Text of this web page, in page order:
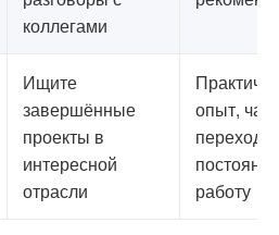
коллегами
Ищите
завершённые
проекты в
интересной
отрасли
опыт,
переход в
работу